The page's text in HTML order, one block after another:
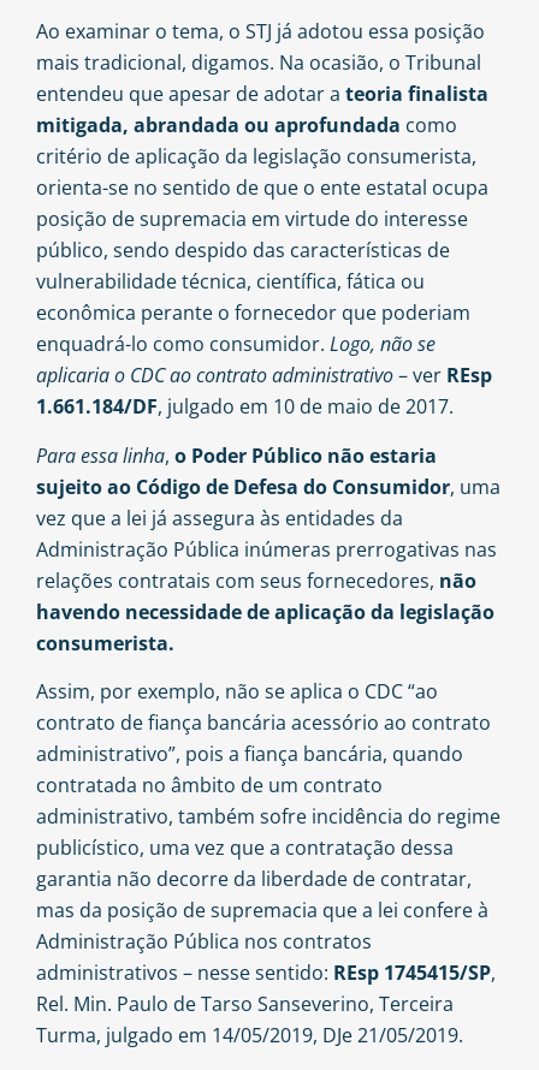
Ao examinar o tema, o STJ já adotou essa posição
mais tradicional, digamos. Na ocasião, o Tribunal
entendeu que apesar de adotar a teoria finalista
mitigada, abrandada ou aprofundada como
critério de aplicação da legislação consumerista,
orienta-se no sentido de que o ente estatal ocupa
posição de supremacia em virtude do interesse
público, sendo despido das características de
vulnerabilidade técnica, científica, fática ou
econômica perante o fornecedor que poderiam
enquadrá-lo como consumidor. Logo, não se
aplicaria o CDC ao contrato administrativo– ver REsp
1.661.184/DF, julgado em 10 de maio de 2017.
Para essa linha, o Poder Público não estaria
sujeito ao Código de Defesa do Consumidor, uma
vez que a lei já assegura às entidades da
Administração Pública inúmeras prerrogativas nas
relações contratais com seus fornecedores, não
havendo necessidade de aplicação da legislação
consumerista.
Assim, por exemplo, não se aplica o CDC “ao
contrato de fiança bancária acessório ao contrato
administrativo”, pois a fiança bancária, quando
contratada no âmbito de um contrato
administrativo, também sofre incidência do regime
publicístico, uma vez que a contratação dessa
garantia não decorre da liberdade de contratar,
mas da posição de supremacia que a lei confere à
Administração Pública nos contratos
administrativos – nesse sentido: REsp 1745415/SP,
Rel. Min. Paulo de Tarso Sanseverino, Terceira
Turma, julgado em 14/05/2019, DJe 21/05/2019.